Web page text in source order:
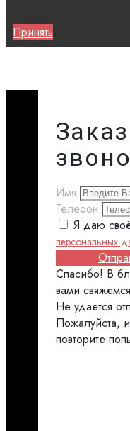
Принять
Имя
Телефон
Я даю
персональных
Спасибо! В
вами свяжемся
Не удается
Пожалуйста,
повторите